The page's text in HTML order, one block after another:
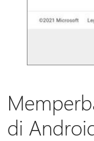
di